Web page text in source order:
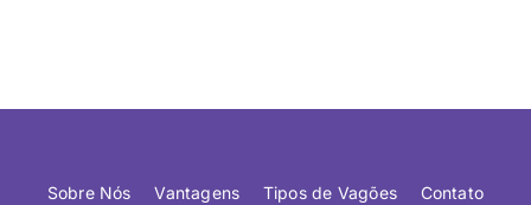
Sobre Nós Vantagens Tipos de Vagões
Contato